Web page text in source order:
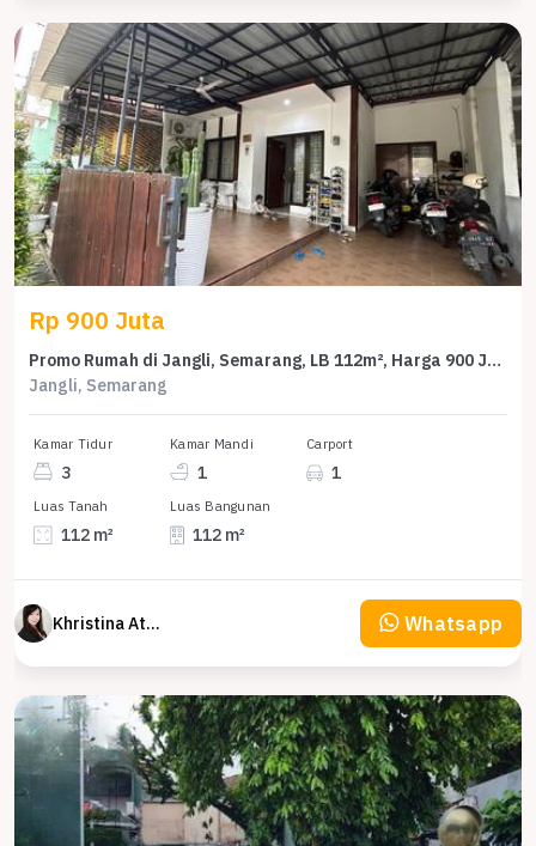
Rp 900 Juta
Promo Rumah di Jangli, Semarang, LB 112m², Harga 900 Juta
Jangli, Semarang
Kamar Tidur
3
Kamar Mandi
1
Carport
1
Luas Tanah
112 m²
Luas Bangunan
112 m²
Khristina Atmodjo Whatsapp